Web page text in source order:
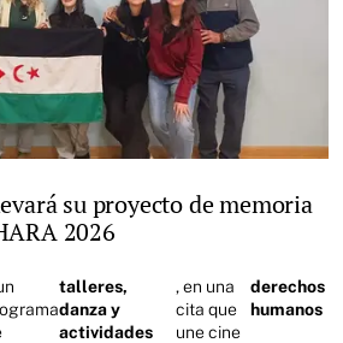
su proyecto de memoria
2026
talleres,
danza y
actividades
, en una
cita que
une cine
derechos
humanos